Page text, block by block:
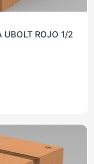
UBOLT ROJO 1/2